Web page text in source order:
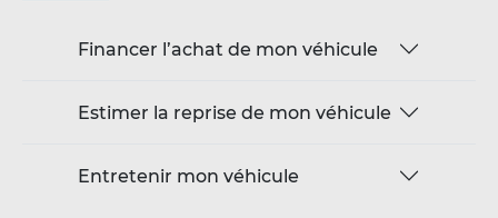
Financer l’achat de mon véhicule
Estimer la reprise de mon véhicule
Entretenir mon véhicule